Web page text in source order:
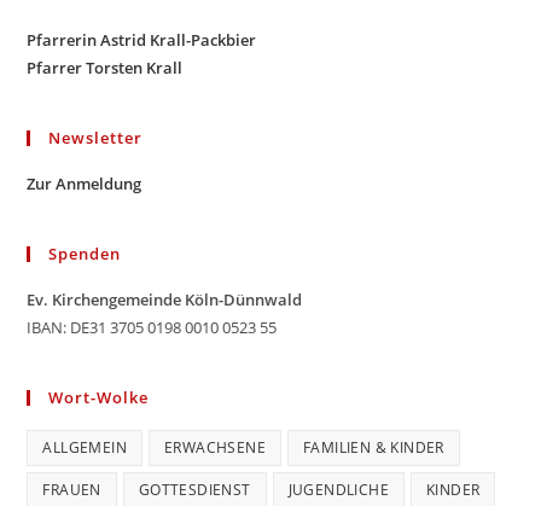
Pfarrerin Astrid Krall-Packbier
Pfarrer Torsten Krall
Newsletter
Zur Anmeldung
Spenden
Ev. Kirchengemeinde Köln-Dünnwald
IBAN: DE31 3705 0198 0010 0523 55
Wort-Wolke
ALLGEMEIN ERWACHSENE FAMILIEN & KINDER
FRAUEN GOTTESDIENST JUGENDLICHE KINDER